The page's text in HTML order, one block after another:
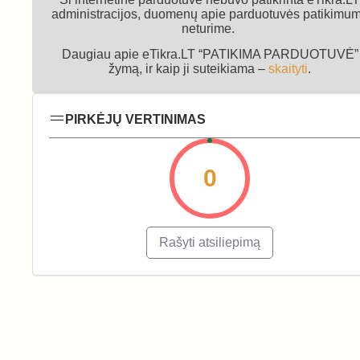
administracijos, duomenų apie parduotuvės
neturime.
Daugiau apie eTikra.LT “PATIKIMA PARDUOTUVĖ”
žymą, ir kaip ji suteikiama – skaityti.
PIRKĖJŲ VERTINIMAS
0
Rašyti atsiliepimą